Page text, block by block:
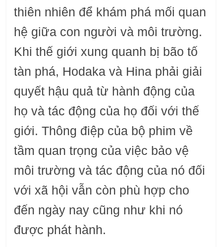
thiên nhiên để khám phá mối quan
hệ giữa con người và môi trường.
Khi thế giới xung quanh bị bão tố
tàn phá, Hodaka và Hina phải giải
quyết hậu quả từ hành động của
họ và tác động của họ đối với thế
giới. Thông điệp của bộ phim về
tầm quan trọng của việc bảo vệ
môi trường và tác động của nó đối
với xã hội vẫn còn phù hợp cho
đến ngày nay cũng như khi nó
được phát hành.